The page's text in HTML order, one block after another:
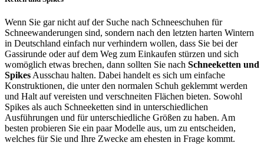
Wenn Sie gar nicht auf der Suche nach Schneeschuhen für
Schneewanderungen sind, sondern nach den letzten harten Wintern
in Deutschland einfach nur verhindern wollen, dass Sie bei der
Gassirunde oder auf dem Weg zum Einkaufen stürzen und sich
womöglich etwas brechen, dann sollten Sie nach Schneeketten und
Spikes Ausschau halten. Dabei handelt es sich um einfache
Konstruktionen, die unter den normalen Schuh geklemmt werden
und Halt auf vereisten und verschneiten Flächen bieten. Sowohl
Spikes als auch Schneeketten sind in unterschiedlichen
Ausführungen und für unterschiedliche Größen zu haben. Am
besten probieren Sie ein paar Modelle aus, um zu entscheiden,
welches für Sie und Ihre Zwecke am ehesten in Frage kommt.